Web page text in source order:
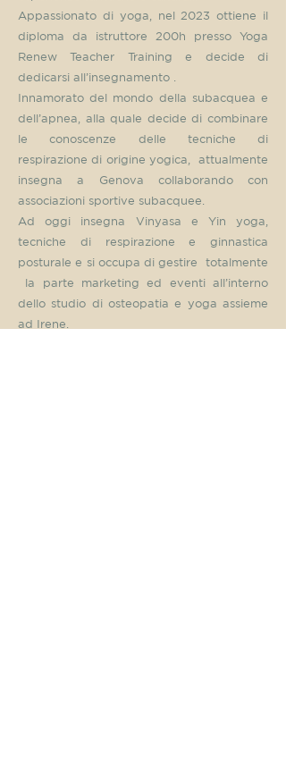
Appassionato di yoga, nel 2023 ottiene il
diploma da istruttore 200h presso Yoga
Renew Teacher Training e decide di
dedicarsi all’insegnamento .
Innamorato del mondo della subacquea e
dell’apnea, alla quale decide di combinare
le conoscenze delle tecniche di
respirazione di origine yogica, attualmente
insegna a Genova collaborando con
associazioni sportive subacquee.
Ad oggi insegna Vinyasa e Yin yoga,
tecniche di respirazione e ginnastica
posturale e si occupa di gestire totalmente
la parte marketing ed eventi all’interno
dello studio di osteopatia e yoga assieme
ad Irene.